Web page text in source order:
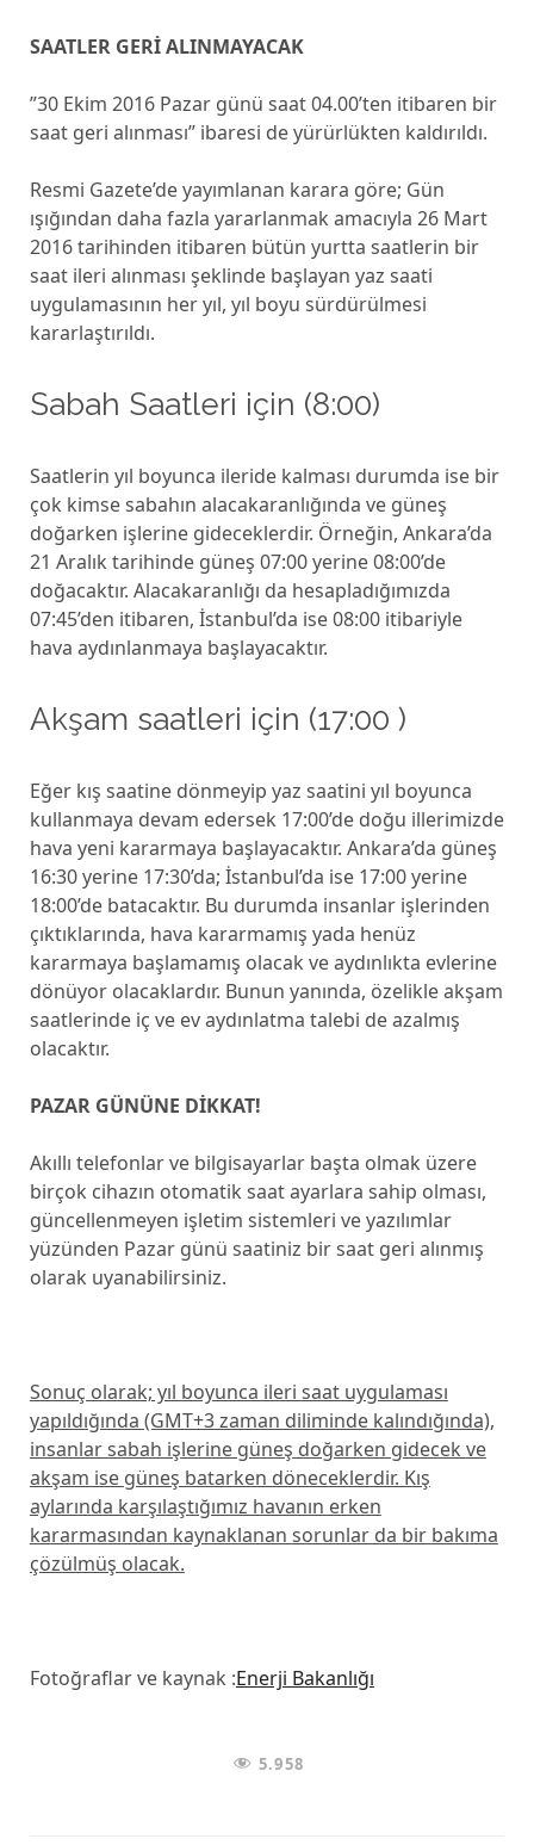
SAATLER GERİ ALINMAYACAK
”30 Ekim 2016 Pazar günü saat 04.00’ten itibaren bir
saat geri alınması” ibaresi de yürürlükten kaldırıldı.
Resmi Gazete’de yayımlanan karara göre; Gün
ışığından daha fazla yararlanmak amacıyla 26 Mart
2016 tarihinden itibaren bütün yurtta saatlerin bir
saat ileri alınması şeklinde başlayan yaz saati
uygulamasının her yıl, yıl boyu sürdürülmesi
kararlaştırıldı.
Sabah Saatleri için (8:00)
Saatlerin yıl boyunca ileride kalması durumda ise bir
çok kimse sabahın alacakaranlığında ve güneş
doğarken işlerine gideceklerdir. Örneğin, Ankara’da
21 Aralık tarihinde güneş 07:00 yerine 08:00’de
doğacaktır. Alacakaranlığı da hesapladığımızda
07:45’den itibaren, İstanbul’da ise 08:00 itibariyle
hava aydınlanmaya başlayacaktır.
Akşam saatleri için (17:00 )
Eğer kış saatine dönmeyip yaz saatini yıl boyunca
kullanmaya devam edersek 17:00’de doğu illerimizde
hava yeni kararmaya başlayacaktır. Ankara’da güneş
16:30 yerine 17:30’da; İstanbul’da ise 17:00 yerine
18:00’de batacaktır. Bu durumda insanlar işlerinden
çıktıklarında, hava kararmamış yada henüz
kararmaya başlamamış olacak ve aydınlıkta evlerine
dönüyor olacaklardır. Bunun yanında, özelikle akşam
saatlerinde iç ve ev aydınlatma talebi de azalmış
olacaktır.
PAZAR GÜNÜNE DİKKAT!
Akıllı telefonlar ve bilgisayarlar başta olmak üzere
birçok cihazın otomatik saat ayarlara sahip olması,
güncellenmeyen işletim sistemleri ve yazılımlar
yüzünden Pazar günü saatiniz bir saat geri alınmış
olarak uyanabilirsiniz.
Sonuç olarak; yıl boyunca ileri saat uygulaması
yapıldığında (GMT+3 zaman diliminde kalındığında),
insanlar sabah işlerine güneş doğarken gidecek ve
akşam ise güneş batarken döneceklerdir. Kış
aylarında karşılaştığımız havanın erken
kararmasından kaynaklanan sorunlar da bir bakıma
çözülmüş olacak.
Fotoğraflar ve kaynak :Enerji Bakanlığı
5.958